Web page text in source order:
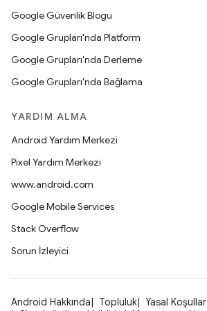
Google Güvenlik Blogu
Google Grupları'nda Platform
Google Grupları'nda Derleme
Google Grupları'nda Bağlama
YARDIM ALMA
Android Yardım Merkezi
Pixel Yardım Merkezi
www.android.com
Google Mobile Services
Stack Overflow
Sorun İzleyici
Android Hakkında Topluluk Yasal Koşullar